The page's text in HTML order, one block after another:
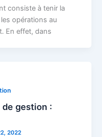
consiste à tenir la
opérations au
En effet, dans
gestion :
2022